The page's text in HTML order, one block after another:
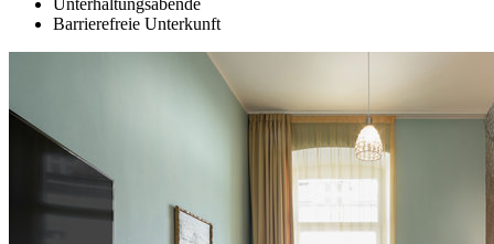
Unterhaltungsabende
Barrierefreie Unterkunft